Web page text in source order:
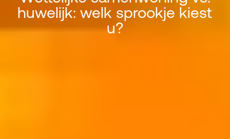
huwelijk: welk sprookje kiest
u?
Wettelijke samenwoning vs.